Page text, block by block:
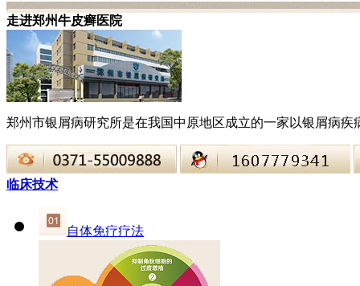
走进郑州牛皮癣医院
郑州市银屑病研究所是在我国中原地区成立的一家以银屑病疾
临床技术
自体免疗疗法